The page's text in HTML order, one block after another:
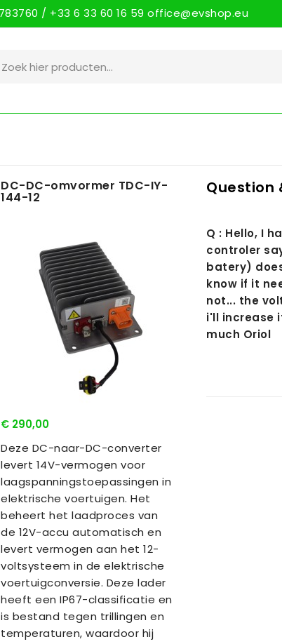
/ +33 6 33 60 16 59 office@evshop.eu
DC-DC-omvormer TDC-IY-
144-12
€ 290,00
Deze DC-naar-DC-converter
levert 14V-vermogen voor
laagspanningstoepassingen in
elektrische voertuigen. Het
beheert het laadproces van
de 12V-accu automatisch en
levert vermogen aan het 12-
voltsysteem in de elektrische
voertuigconversie. Deze lader
heeft een IP67-classificatie en
is bestand tegen trillingen en
temperaturen, waardoor hij
Question
Q : Hello, I
controler
batery)
know if it
not... the
i'll increase
much Oriol